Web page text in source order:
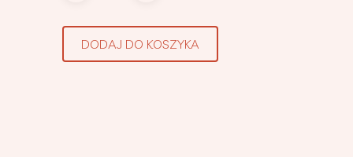
DODAJ DO KOSZYKA